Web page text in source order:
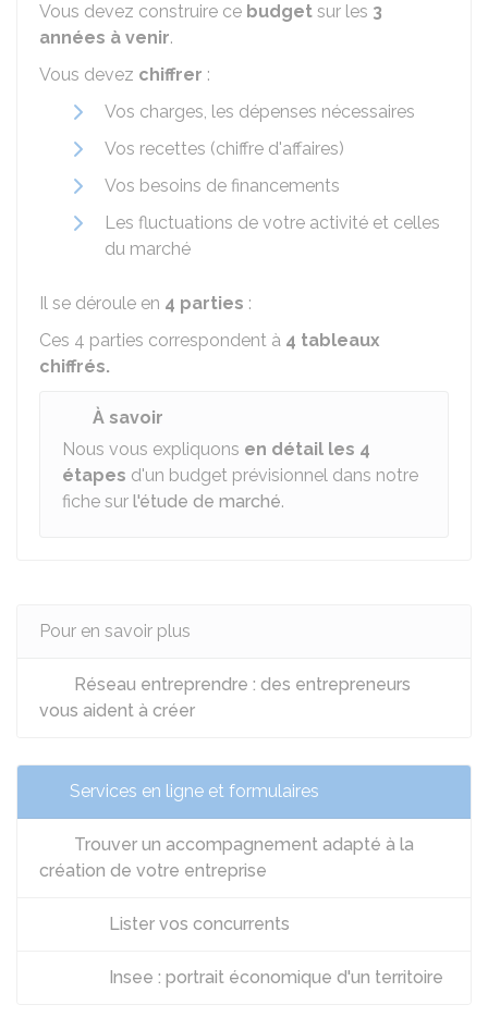
Vous devez construire ce budget sur les 3
années à venir.
Vous devez chiffrer :
Vos charges, les dépenses nécessaires
Vos recettes (chiffre d'affaires)
Vos besoins de financements
Les fluctuations de votre activité et celles
du marché
Il se déroule en 4 parties :
Ces 4 parties correspondent à 4 tableaux
chiffrés.
À savoir
Nous vous expliquons en détail les 4
étapes d'un budget prévisionnel dans notre
fiche sur l'étude de marché.
Pour en savoir plus
Réseau entreprendre : des entrepreneurs
vous aident à créer
Services en ligne et formulaires
Trouver un accompagnement adapté à la
création de votre entreprise
Lister vos concurrents
Insee : portrait économique d'un territoire